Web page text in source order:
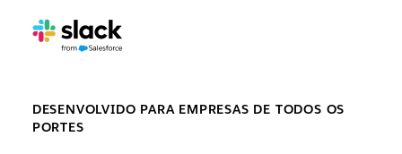
DESENVOLVIDO PARA EMPRESAS DE TODOS OS
PORTES